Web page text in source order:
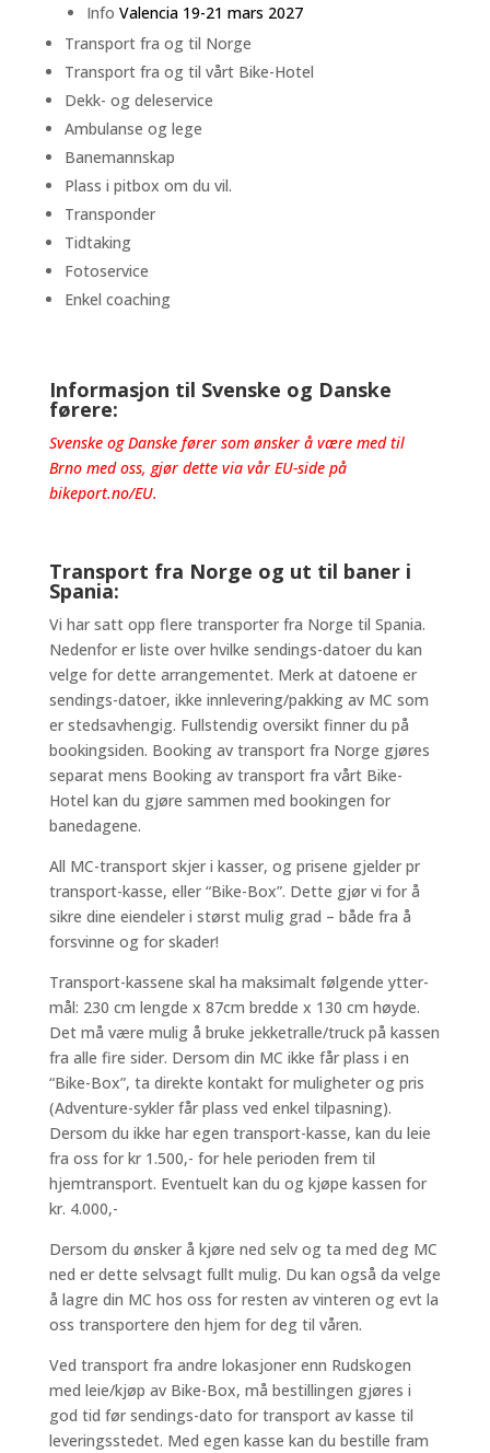
Info Valencia 19-21 mars 2027
Transport fra og til Norge
Transport fra og til vårt Bike-Hotel
Dekk- og deleservice
Ambulanse og lege
Banemannskap
Plass i pitbox om du vil.
Transponder
Tidtaking
Fotoservice
Enkel coaching
Informasjon til Svenske og Danske
førere:
Svenske og Danske fører som ønsker å være med til
Brno med oss, gjør dette via vår EU-side på
bikeport.no/EU.
Transport fra Norge og ut til baner i
Spania:
Vi har satt opp flere transporter fra Norge til Spania.
Nedenfor er liste over hvilke sendings-datoer du kan
velge for dette arrangementet. Merk at datoene er
sendings-datoer, ikke innlevering/pakking av MC som
er stedsavhengig. Fullstendig oversikt finner du på
bookingsiden. Booking av transport fra Norge gjøres
separat mens Booking av transport fra vårt Bike-
Hotel kan du gjøre sammen med bookingen for
banedagene.
All MC-transport skjer i kasser, og prisene gjelder pr
transport-kasse, eller “Bike-Box”. Dette gjør vi for å
sikre dine eiendeler i størst mulig grad – både fra å
forsvinne og for skader!
Transport-kassene skal ha maksimalt følgende ytter-
mål: 230 cm lengde x 87cm bredde x 130 cm høyde.
Det må være mulig å bruke jekketralle/truck på kassen
fra alle fire sider. Dersom din MC ikke får plass i en
“Bike-Box”, ta direkte kontakt for muligheter og pris
(Adventure-sykler får plass ved enkel tilpasning).
Dersom du ikke har egen transport-kasse, kan du leie
fra oss for kr 1.500,- for hele perioden frem til
hjemtransport. Eventuelt kan du og kjøpe kassen for
kr. 4.000,-
Dersom du ønsker å kjøre ned selv og ta med deg MC
ned er dette selvsagt fullt mulig. Du kan også da velge
å lagre din MC hos oss for resten av vinteren og evt la
oss transportere den hjem for deg til våren.
Ved transport fra andre lokasjoner enn Rudskogen
med leie/kjøp av Bike-Box, må bestillingen gjøres i
god tid før sendings-dato for transport av kasse til
leveringsstedet. Med egen kasse kan du bestille fram